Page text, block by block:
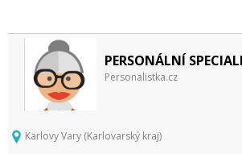
PERSONÁLNÍ
Personalistka.cz
Karlovy Vary (Karlovarský kraj)